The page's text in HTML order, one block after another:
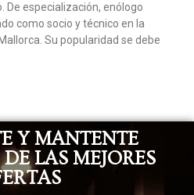
De especialización, enólogo
como socio y técnico en la
Su popularidad se debe
Y MANTENTE
LAS MEJORES